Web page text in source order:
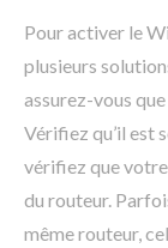
Pour activer le
plusieurs
assurez-vous
Vérifiez qu’il est
vérifiez que
du routeur.
même routeur,